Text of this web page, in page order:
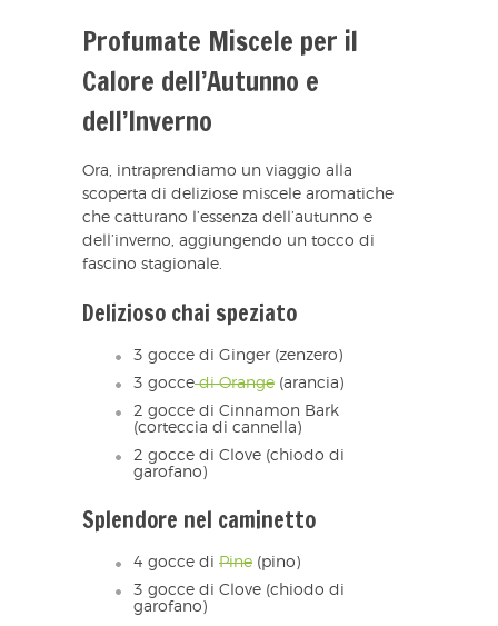
Profumate Miscele per il
Calore dell’Autunno e
dell’Inverno
Ora, intraprendiamo un viaggio alla
scoperta di deliziose miscele aromatiche
che catturano l’essenza dell’autunno e
dell’inverno, aggiungendo un tocco di
fascino stagionale.
Delizioso chai speziato
3 gocce di Ginger (zenzero)
3 goccedi Orange (arancia)
2 gocce di Cinnamon Bark
(corteccia di cannella)
2 gocce di Clove (chiodo di
garofano)
Splendore nel caminetto
4 gocce di Pine (pino)
3 gocce di Clove (chiodo di
garofano)